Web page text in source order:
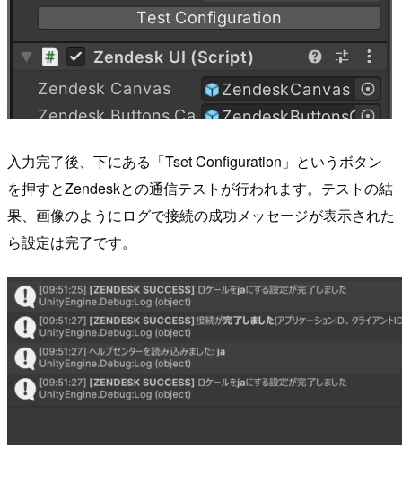
入力完了後、下にある「Tset Configuration」というボタン
を押すとZendeskとの通信テストが行われます。テストの結
果、画像のようにログで接続の成功メッセージが表示された
ら設定は完了です。